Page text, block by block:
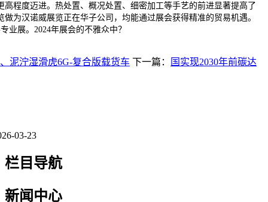
高程度迈进。热处置、概况处置、细密加工等手艺的前进显著提高了
为汉诺威展览正在华子公司，均能通过展会获得精准的贸易机遇。
业展。2024年展会的不雅众中？
泥泞湿滑虎6G-复合版载货车 下一篇： 国实现2030年前碳达
03-23
栏目导航
新闻中心